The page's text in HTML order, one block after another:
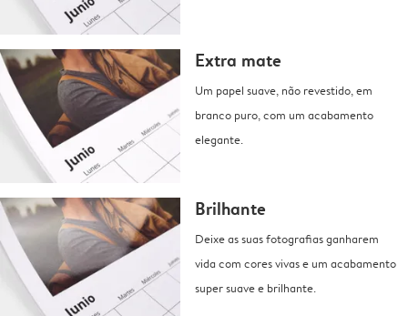
Extra mate
Um papel suave, não revestido, em
branco puro, com um acabamento
elegante.
Brilhante
Deixe as suas fotografias ganharem
vida com cores vivas e um acabamento
super suave e brilhante.